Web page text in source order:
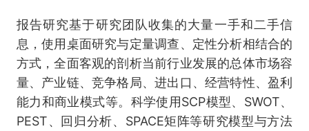
报告研究基于研究团队收集的大量一手和二手信
息，使用桌面研究与定量调查、定性分析相结合的
方式，全面客观的剖析当前行业发展的总体市场容
量、产业链、竞争格局、进出口、经营特性、盈利
能力和商业模式等。科学使用SCP模型、SWOT、
PEST、回归分析、SPACE矩阵等研究模型与方法